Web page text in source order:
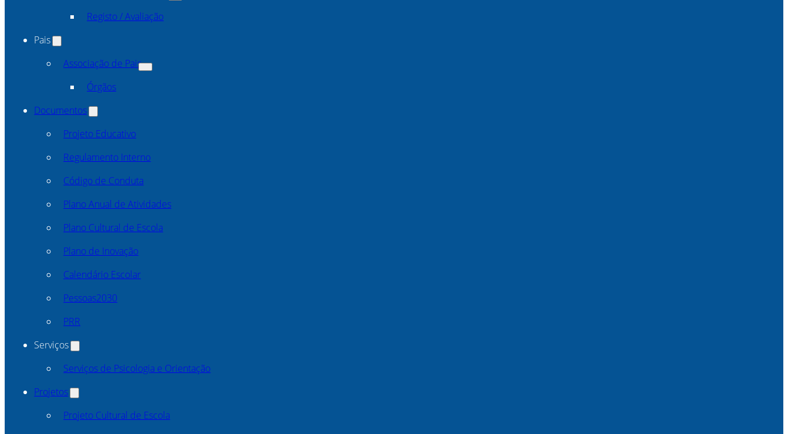
Registo / Avaliação
Pais
Associação de Pais
Órgãos
Documentos
Projeto Educativo
Regulamento Interno
Código de Conduta
Plano Anual de Atividades
Plano Cultural de Escola
Plano de Inovação
Calendário Escolar
Pessoas2030
PRR
Serviços
Serviços de Psicologia e Orientação
Projetos
Projeto Cultural de Escola